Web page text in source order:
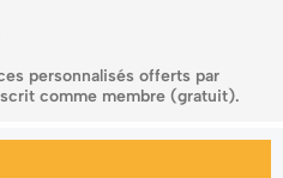
personnalisés offerts par
comme membre (gratuit).